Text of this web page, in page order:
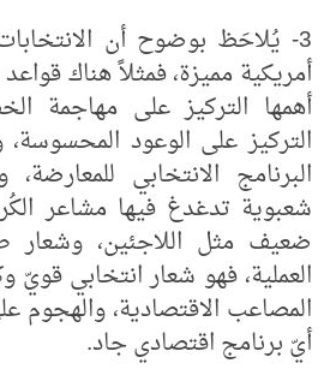
3- يُلاحَظ بوضوح أن
أمريكية مميزة، فمثلاً هناك
أهمها التركيز على مهاجمة
التركيز على الوعود
البرنامج الانتخابي
شعبوية تدغدغ فيها مشاعر
ضعيف مثل اللاجئين، وشعار
العملية، فهو شعار انتخابي قويّ
المصاعب الاقتصادية، والهجوم
أيّ برنامج اقتصادي جاد.